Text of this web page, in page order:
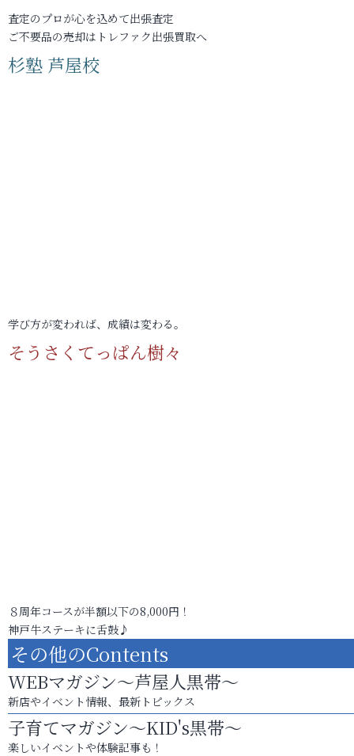
査定のプロが心を込めて出張査定
ご不要品の売却はトレファク出張買取へ
杉塾 芦屋校
学び方が変われば、成績は変わる。
そうさくてっぱん樹々
８周年コースが半額以下の8,000円！
神戸牛ステーキに舌鼓♪
その他のContents
WEBマガジン～芦屋人黒帯～
新店やイベント情報、最新トピックス
子育てマガジン～KID's黒帯～
楽しいイベントや体験記事も！